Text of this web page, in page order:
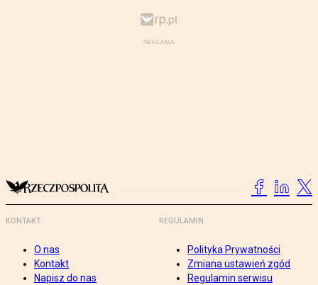
KONTAKT
O nas
Kontakt
Napisz do nas
REGULAMIN
Polityka Prywatności
Zmiana ustawień zgód
Regulamin serwisu